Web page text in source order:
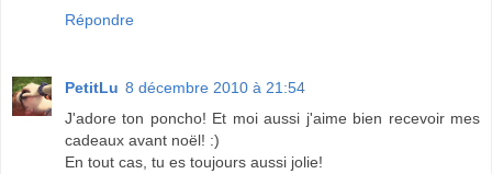
Répondre
PetitLu 8 décembre 2010 à 21:54
J'adore ton poncho! Et moi aussi j'aime bien recevoir mes
cadeaux avant noël! :)
En tout cas, tu es toujours aussi jolie!